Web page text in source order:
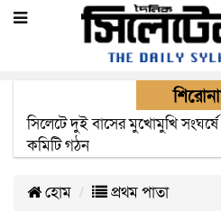
সিলেটে সড়ক দুর্ঘটনায় নিহতদের
সরকারি অনুদান
হোম প্রথম পাতা